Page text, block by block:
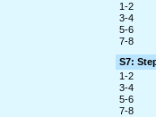
1-2
3-4
5-6
7-8
S7:
1-2
3-4
5-6
7-8